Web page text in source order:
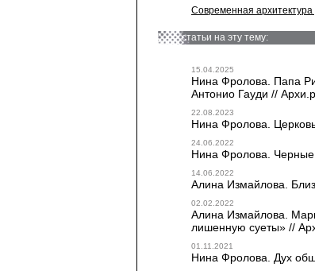
Современная архитектура
статьи на эту тему:
15.04.2025
Нина Фролова. Папа
Антонио Гауди //
22.08.2023
Нина Фролова.
24.06.2022
Нина Фролова. Черные
14.06.2022
Алина Измайлова.
02.02.2022
Алина Измайлова.
лишенную суеты» //
01.11.2021
Нина Фролова. Дух